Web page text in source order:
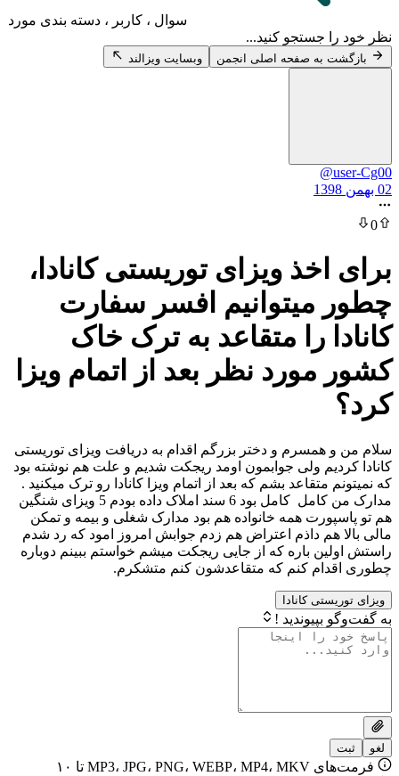
سوال ، کاربر ، دسته بندی مورد
جستجو کنید...
به صفحه اصلی انجمن وبسایت ویزالند
ویزای توریستی کانادا،
میتوانیم افسر سفارت
را متقاعد به ترک خاک
نظر بعد از اتمام ویزا
و دختر بزرگم اقدام به دریافت ویزای توریستی
ولی جوابمون اومد ریجکت شدیم و علت هم نوشته بود
متقاعد بشم که بعد از اتمام ویزا کانادا رو ترک میکنید .
مدارک من کامل کامل بود 6 سند املاک داده بودم 5 ویزای شنگین
همه خانواده هم بود مدارک شغلی و بیمه و تمکن
هم داذم اعتراض هم زدم جوابش امروز امود که رد شدم
باره که از جایی ریجکت میشم خواستم ببینم دوباره
کنم که متقاعدشون کنم متشکرم.
کانادا
!
فرمت‌های MP3، JPG، PNG، WEBP، MP4، MKV تا ۱۰